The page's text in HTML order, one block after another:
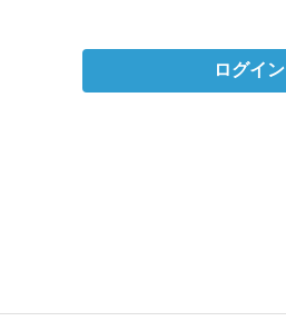
ログイン